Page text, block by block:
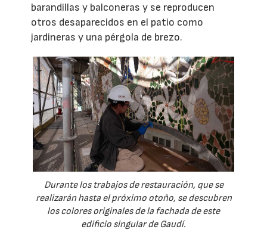
barandillas y balconeras y se reproducen
otros desaparecidos en el patio como
jardineras y una pérgola de brezo.
Durante los trabajos de restauración, que se
realizarán hasta el próximo otoño, se descubren
los colores originales de la fachada de este
edificio singular de Gaudí.